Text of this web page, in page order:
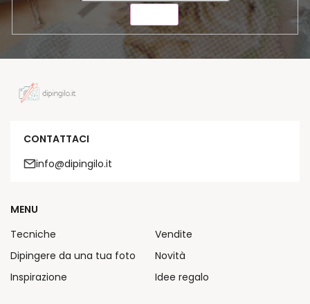
CONTATTACI
info@dipingilo.it
MENU
Tecniche
Dipingere da una tua foto
Inspirazione
Vendite
Novità
Idee regalo